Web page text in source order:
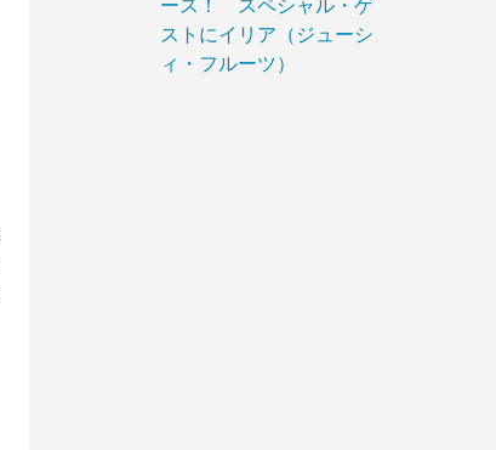
ース！ スペシャル・ゲ
ストにイリア（ジューシ
ィ・フルーツ）